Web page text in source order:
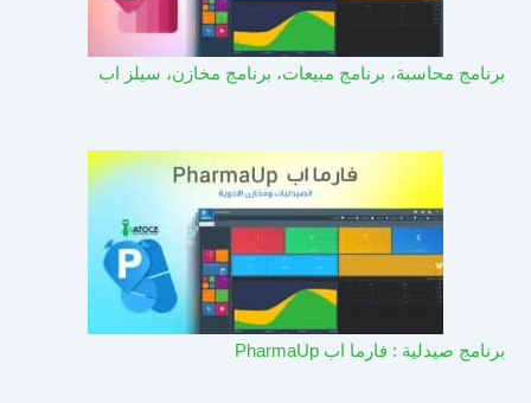
برنامج محاسبة، برنامج مبيعات، برنامج مخازن، سيلز اب
برنامج صيدلية : فارما اب PharmaUp​